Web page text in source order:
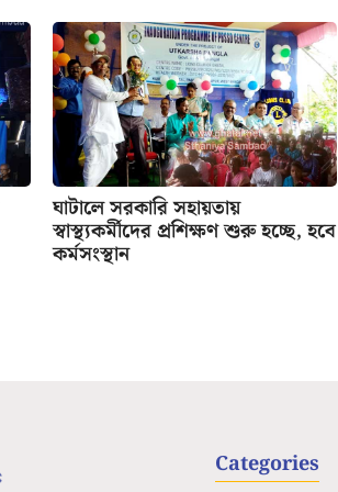
ঘাটালে সরকারি সহায়তায়
স্বাস্থ্যকর্মীদের প্রশিক্ষণ শুরু হচ্ছে, হবে
কর্মসংস্থান
Categories